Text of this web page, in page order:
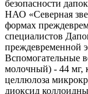
безопасности
НАО «Северная
формах
специалистов
преждевременной
Вспомогательные
молочный) - 44 мг,
целлюлоза
диоксид